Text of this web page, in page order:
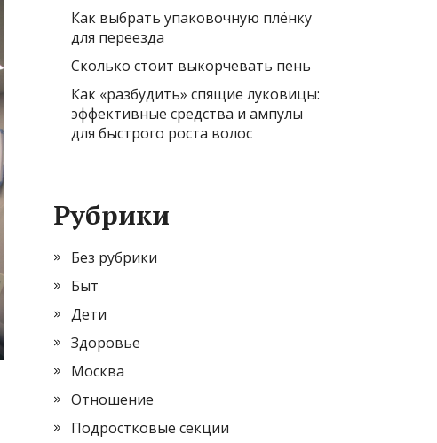
Как выбрать упаковочную плёнку
для переезда
Сколько стоит выкорчевать пень
Как «разбудить» спящие луковицы:
эффективные средства и ампулы
для быстрого роста волос
Рубрики
Без рубрики
Быт
Дети
Здоровье
Москва
Отношение
Подростковые секции